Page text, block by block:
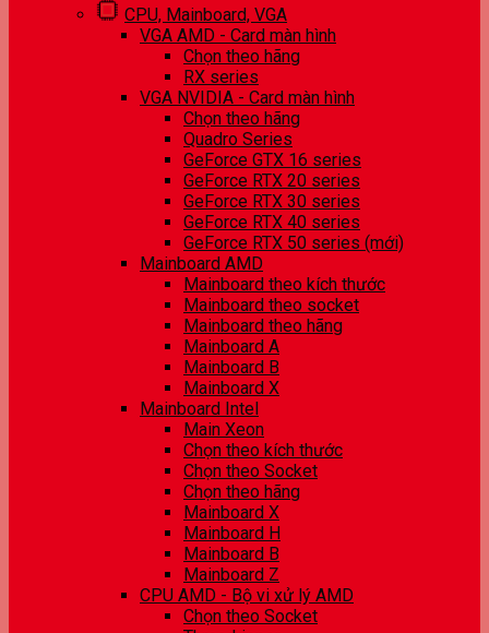
CPU, Mainboard, VGA
VGA AMD - Card màn hình
Chọn theo hãng
RX series
VGA NVIDIA - Card màn hình
Chọn theo hãng
Quadro Series
GeForce GTX 16 series
GeForce RTX 20 series
GeForce RTX 30 series
GeForce RTX 40 series
GeForce RTX 50 series (mới)
Mainboard AMD
Mainboard theo kích thước
Mainboard theo socket
Mainboard theo hãng
Mainboard A
Mainboard B
Mainboard X
Mainboard Intel
Main Xeon
Chọn theo kích thước
Chọn theo Socket
Chọn theo hãng
Mainboard X
Mainboard H
Mainboard B
Mainboard Z
CPU AMD - Bộ vi xử lý AMD
Chọn theo Socket